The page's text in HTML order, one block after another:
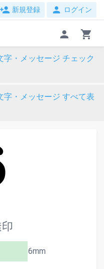
person_add 新規登録 person ログイン
person shopping_cart
字・メッセージ チェック
字・メッセージ すべて表
6mm